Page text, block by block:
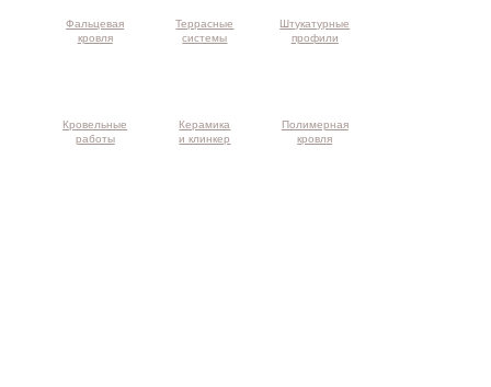
Фальцевая
кровля
Террасные
системы
Штукатурные
профили
Кровельные
работы
Керамика
и клинкер
Полимерная
кровля